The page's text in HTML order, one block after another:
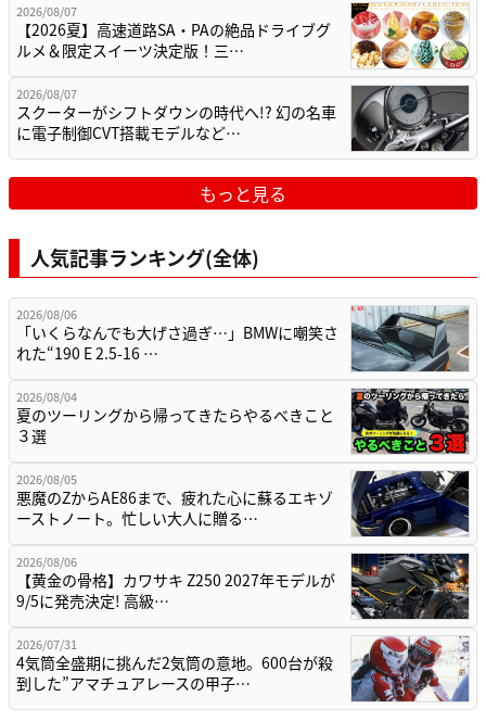
2026/08/07
【2026夏】高速道路SA・PAの絶品ドライブグ
ルメ＆限定スイーツ決定版！三…
2026/08/07
スクーターがシフトダウンの時代へ!? 幻の名車
に電子制御CVT搭載モデルなど…
もっと見る
人気記事ランキング(全体)
2026/08/06
「いくらなんでも大げさ過ぎ…」BMWに嘲笑さ
れた“190 E 2.5-16 …
2026/08/04
夏のツーリングから帰ってきたらやるべきこと
３選
2026/08/05
悪魔のZからAE86まで、疲れた心に蘇るエキゾ
ーストノート。忙しい大人に贈る…
2026/08/06
【黄金の骨格】カワサキ Z250 2027年モデルが
9/5に発売決定! 高級…
2026/07/31
4気筒全盛期に挑んだ2気筒の意地。600台が殺
到した”アマチュアレースの甲子…